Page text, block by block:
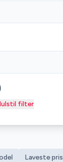
filter
Laveste pris